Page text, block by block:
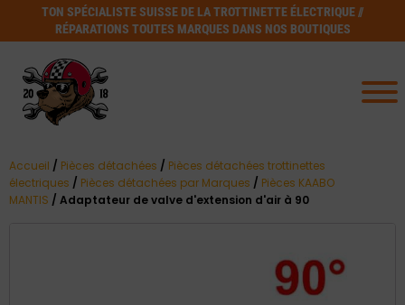
TON SPÉCIALISTE SUISSE DE LA TROTTINETTE ÉLECTRIQUE //
RÉPARATIONS TOUTES MARQUES DANS NOS BOUTIQUES
Accueil / Pièces détachées / Pièces détachées trottinettes
électriques / Pièces détachées par Marques / Pièces KAABO
MANTIS / Adaptateur de valve d'extension d'air à 90